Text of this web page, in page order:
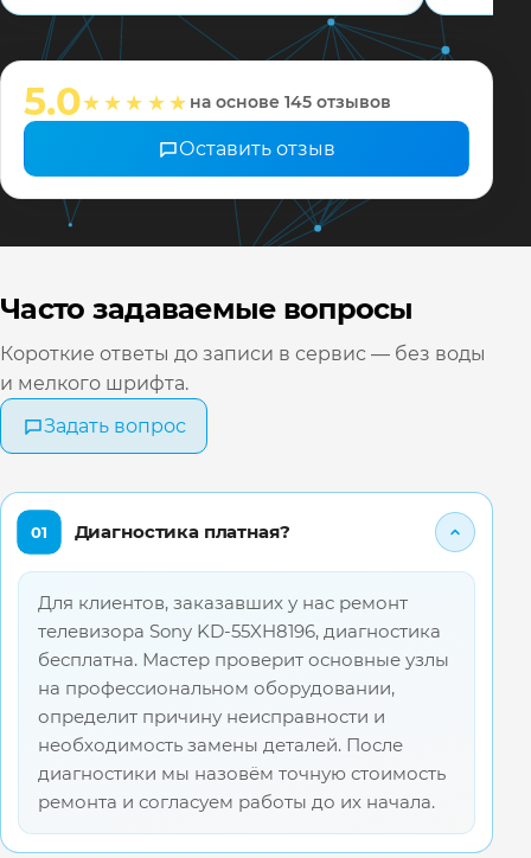
5.0★★★★★ на основе 145 отзывов
Оставить отзыв
Часто задаваемые вопросы
Короткие ответы до записи в сервис — без воды
и мелкого шрифта.
Задать вопрос
01 Диагностика платная?
Для клиентов, заказавших у нас ремонт
телевизора Sony KD-55XH8196, диагностика
бесплатна. Мастер проверит основные узлы
на профессиональном оборудовании,
определит причину неисправности и
необходимость замены деталей. После
диагностики мы назовём точную стоимость
ремонта и согласуем работы до их начала.